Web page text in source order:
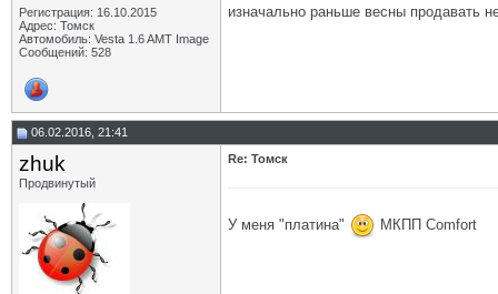
Регистрация: 16.10.2015
Адрес: Томск
Автомобиль: Vesta 1.6 AMT Image
Сообщений: 528
изначально раньше весны продавать
06.02.2016, 21:41
zhuk
Продвинутый
Re: Томск
У меня "платина" МКПП Comfort